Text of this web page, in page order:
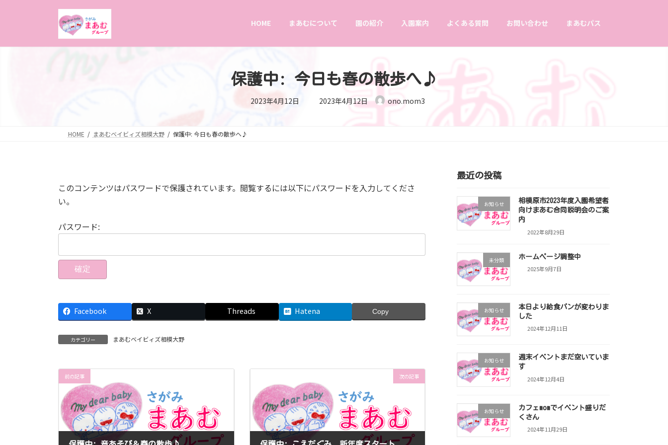
HOME まあむについて 園の紹介 入園案内 よくある質問 お問い合わせ まあむパス
保護中: 今日も春の散歩へ♪
2023年4月12日 最
終
2023年4月12日 ono.mom3
HOME まあむベイビィズ相模大野 保護中: 今日も春の散歩へ♪
このコンテンツはパスワードで保護されています。閲覧するには以下にパスワードを入力してくださ
い。
パスワード:
Facebook X Threads Hatena Copy
カテゴリー まあむベイビィズ相模大野
前の記事 次の記事
最近の投稿
お知らせ
相模原市2023年度入園希望者
向けまあむ合同説明会のご案
内
2022年8月29日
未分類 ホームページ調整中
2025年9月7日
お知らせ
本日より給食パンが変わりま
した
2024年12月11日
お知らせ
週末イベントまだ空いていま
す
2024年12月4日
お知らせ
カフェmomでイベント盛りだ
くさん
2024年11月29日